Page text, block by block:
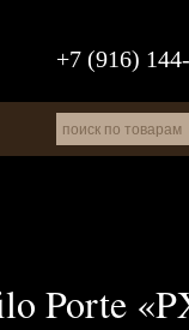
+7 (916)
Porte